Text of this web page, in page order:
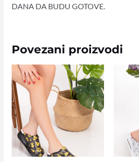
DANA DA BUDU GOTOVE.
Povezani proizvodi